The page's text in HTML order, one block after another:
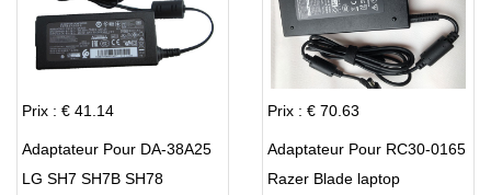
Prix : € 41.14
Adaptateur Pour DA-38A25
LG SH7 SH7B SH78
Prix : € 70.63
Adaptateur Pour RC30-0165
Razer Blade laptop